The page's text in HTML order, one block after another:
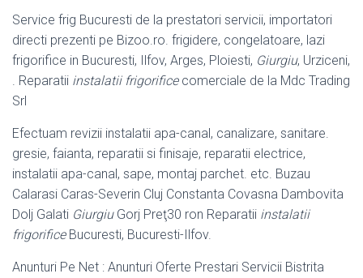
Service frig Bucuresti de la prestatori servicii, importatori
directi prezenti pe Bizoo.ro. frigidere, congelatoare, lazi
frigorifice in Bucuresti, Ilfov, Arges, Ploiesti, Giurgiu, Urziceni,
. Reparatii instalatii frigorificecomerciale de la Mdc Trading
Srl
Efectuam revizii instalatii apa-canal, canalizare, sanitare.
gresie, faianta, reparatii si finisaje, reparatii electrice,
instalatii apa-canal, sape, montaj parchet. etc. Buzau
Calarasi Caras-Severin Cluj Constanta Covasna Dambovita
Dolj Galati GiurgiuGorj Preţ30 ron Reparatii instalatii
frigorificeBucuresti, Bucuresti-Ilfov.
Anunturi Pe Net : Anunturi Oferte Prestari Servicii Bistrita